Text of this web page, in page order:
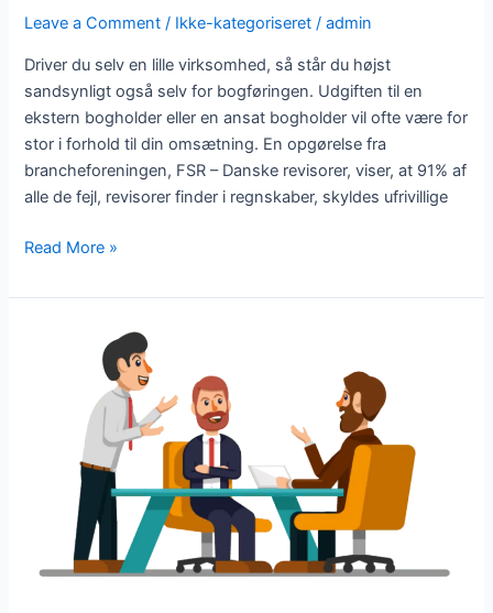
Leave a Comment / Ikke-kategoriseret /admin
Driver du selv en lille virksomhed, så står du højst
sandsynligt også selv for bogføringen. Udgiften til en
ekstern bogholder eller en ansat bogholder vil ofte være for
stor i forhold til din omsætning. En opgørelse fra
brancheforeningen, FSR – Danske revisorer, viser, at 91% af
alle de fejl, revisorer finder i regnskaber, skyldes ufrivillige
Read More »
Regnskabshelten.dk